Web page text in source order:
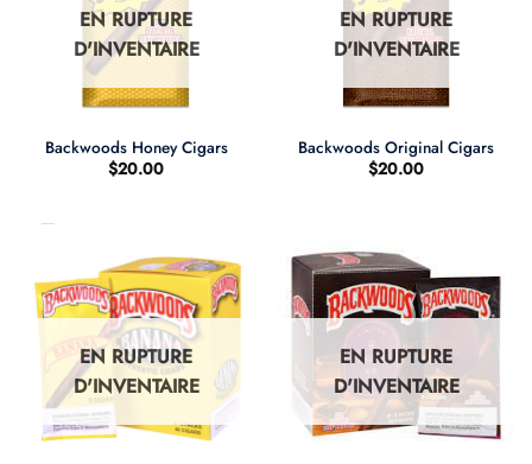
EN RUPTURE
D'INVENTAIRE
Backwoods Honey Cigars
$20.00
EN RUPTURE
D'INVENTAIRE
Backwoods Original Cigars
$20.00
EN RUPTURE
D'INVENTAIRE
EN RUPTURE
D'INVENTAIRE